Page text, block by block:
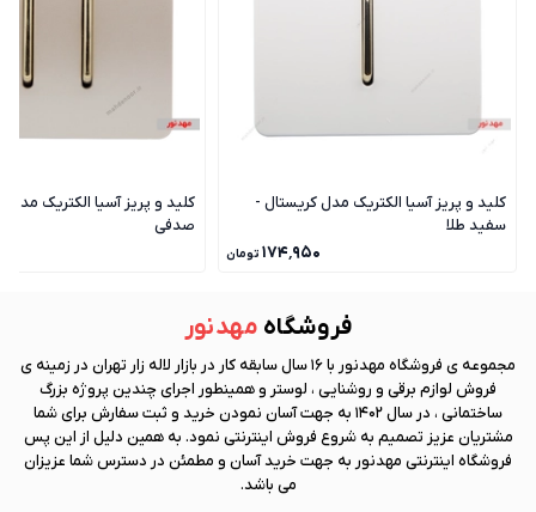
کلید و پریز آسیا الکتریک مدل کریستال -
سفید طلا
۱۷۴٬۹۵۰ تومان
کلید و پریز آسیا الکتریک مدل
صدفی
فروشگاه مهد نور
مجموعه ی فروشگاه مهد نور
با 16 سال سابقه کار در بازار لاله زار تهران در زمینه ی
فروش لوازم برقی و روشنایی ، لوستر و همینطور اجرای چندین پروژه بزرگ
ساختمانی ، در سال 1402 به جهت آسان نمودن خرید و ثبت سفارش برای شما
مشتریان عزیز تصمیم به شروع فروش اینترنتی نمود. به همین دلیل از این پس
فروشگاه اینترنتی مهد نور به جهت خرید آسان و مطمئن در دسترس شما عزیزان
می باشد.